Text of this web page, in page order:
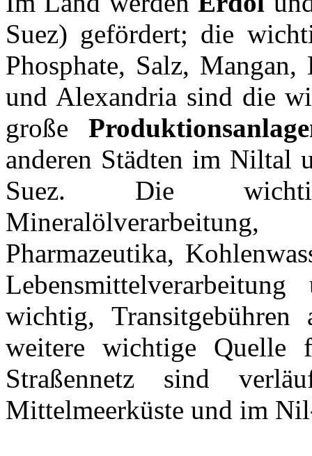
Suez) gefördert; die
Phosphate, Salz,
und Alexandria sind die
große
anderen Städten im Niltal
Suez. Die
Pharmazeutika,
wichtig,
weitere wichtige Quelle
Straßennetz sind
Mittelmeerküste und im